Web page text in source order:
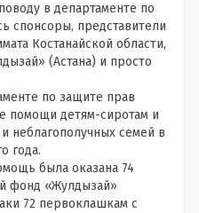
в департаменте по
спонсоры, представители
Костанайской области,
(Астана) и просто
по защите прав
помощи детям-сиротам и
неблагополучных семей в
года.
была оказана 74
фонд «Жулдызай»
72 первоклашкам с